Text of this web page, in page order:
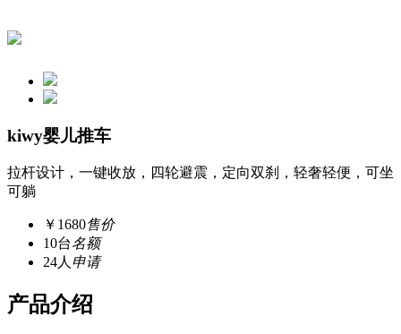
kiwy婴儿推车
拉杆设计，一键收放，四轮避震，定向双刹，轻奢轻便，可坐
可躺
￥1680售价
10台名额
24人 申请
产品介绍